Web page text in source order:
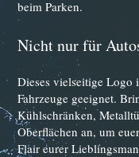
beim Parken.
Nicht nur für
Dieses vielseitige Logo
Fahrzeuge geeignet.
Kühlschränken,
Oberflächen an, um
Flair eurer